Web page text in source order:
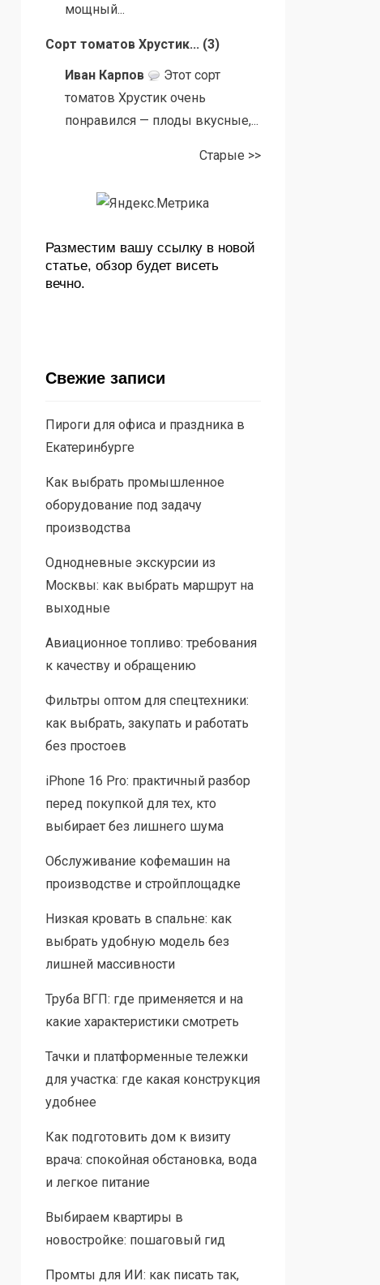
мощный...
Сорт томатов Хрустик... (3)
Иван Карпов
Этот сорт
томатов Хрустик очень
понравился — плоды вкусные,...
Старые >>
Разместим вашу ссылку в новой
статье, обзор будет висеть
вечно.
Свежие записи
Пироги для офиса и праздника в
Екатеринбурге
Как выбрать промышленное
оборудование под задачу
производства
Однодневные экскурсии из
Москвы: как выбрать маршрут на
выходные
Авиационное топливо: требования
к качеству и обращению
Фильтры оптом для спецтехники:
как выбрать, закупать и работать
без простоев
iPhone 16 Pro: практичный разбор
перед покупкой для тех, кто
выбирает без лишнего шума
Обслуживание кофемашин на
производстве и стройплощадке
Низкая кровать в спальне: как
выбрать удобную модель без
лишней массивности
Труба ВГП: где применяется и на
какие характеристики смотреть
Тачки и платформенные тележки
для участка: где какая конструкция
удобнее
Как подготовить дом к визиту
врача: спокойная обстановка, вода
и легкое питание
Выбираем квартиры в
новостройке: пошаговый гид
Промты для ИИ: как писать так,